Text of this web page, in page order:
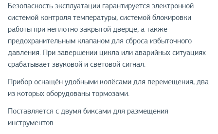
Безопасность эксплуатации гарантируется электронной
системой контроля температуры, системой блокировки
работы при неплотно закрытой дверце, а также
предохранительным клапаном для сброса избыточного
давления. При завершении цикла или аварийных ситуациях
срабатывает звуковой и световой сигнал.
Прибор оснащён удобными колёсами для перемещения, два
из которых оборудованы тормозами.
Поставляется с двумя биксами для размещения
инструментов.